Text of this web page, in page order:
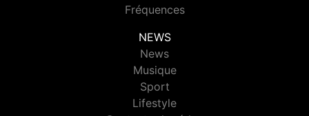
Fréquences
NEWS
News
Musique
Sport
Lifestyle